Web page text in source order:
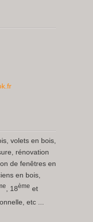
volets en bois,
rénovation
de fenêtres en
en bois,
, 18ème et
etc ...